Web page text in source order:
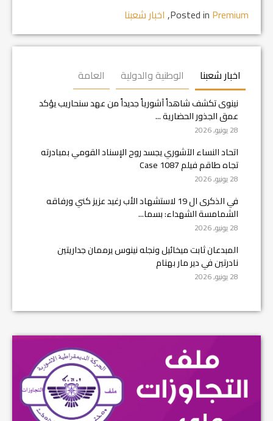
Posted in Premium
, اخبار شعبنا
اخبار شعبنا الوطنية والدولية العامة
نينوى تكشف شاهداً آشورياً جديداً من عهد سنحاريب يؤكد
عمق الجذور الحضارية ...
28 يونيو, 2026
اتحاد النساء الآشوري يجسد روح الإسناد القومي بمبادرته
تجاه طاقم فيلم Case 1087
28 يونيو, 2026
في الذكرى ال 19 لاستشهاد الأب رغيد عزيز كني ورفاقه
الشمامسة الشهداء: بسما...
28 يونيو, 2026
المبدعان ثابت ميخائيل ونجله نينوس يرممان جداريتين
نادرتين في دير مار بهنام
28 يونيو, 2026